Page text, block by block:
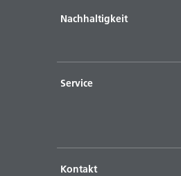
Nachhaltigkeit
Service
Kontakt